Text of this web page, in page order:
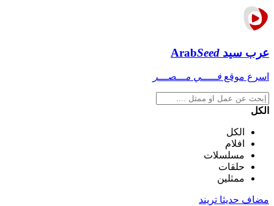
عرب سيد ArabSeed
اسرع موقع فـــــي مـــصـــر
الكل
الكل
افلام
مسلسلات
حلقات
ممثلين
مضاف حديثا تريند